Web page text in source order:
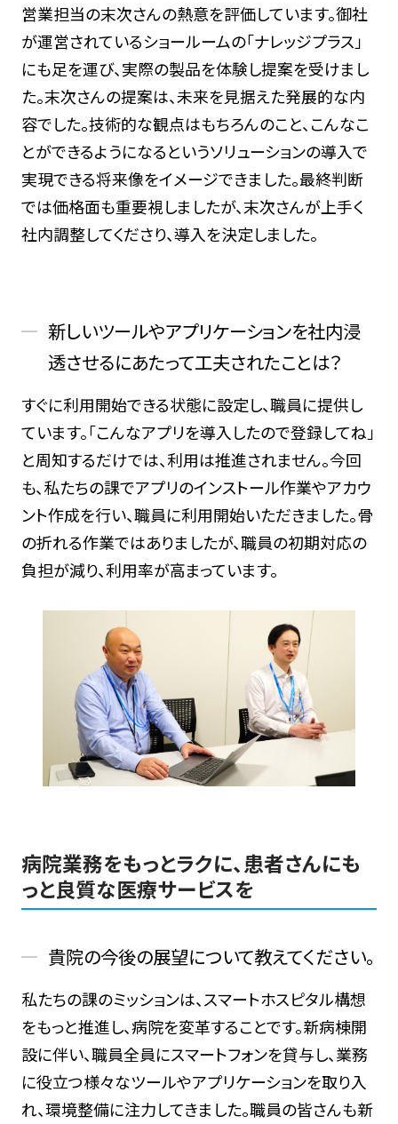
営業担当の末次さんの熱意を評価しています。御社
が運営されているショールームの「ナレッジプラス」
にも足を運び、実際の製品を体験し提案を受けまし
た。末次さんの提案は、未来を見据えた発展的な内
容でした。技術的な観点はもちろんのこと、こんなこ
とができるようになるというソリューションの導入で
実現できる将来像をイメージできました。最終判断
では価格面も重要視しましたが、末次さんが上手く
社内調整してくださり、導入を決定しました。
新しいツールやアプリケーションを社内浸
透させるにあたって工夫されたことは？
すぐに利用開始できる状態に設定し、職員に提供し
ています。「こんなアプリを導入したので登録してね」
と周知するだけでは、利用は推進されません。今回
も、私たちの課でアプリのインストール作業やアカウ
ント作成を行い、職員に利用開始いただきました。骨
の折れる作業ではありましたが、職員の初期対応の
負担が減り、利用率が高まっています。
病院業務をもっとラクに、患者さんにも
っと良質な医療サービスを
貴院の今後の展望について教えてください。
私たちの課のミッションは、スマートホスピタル構想
をもっと推進し、病院を変革することです。新病棟開
設に伴い、職員全員にスマートフォンを貸与し、業務
に役立つ様々なツールやアプリケーションを取り入
れ、環境整備に注力してきました。職員の皆さんも新